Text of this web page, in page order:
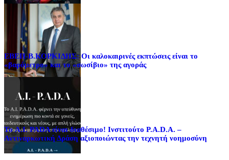
EΒΕΠ-Β.ΚΟΡΚΙΔΗΣ: Οι καλοκαιρινές εκπτώσεις είναι το
«βαρόμετρο» και το «σωσίβιο» της αγοράς
Το A.I. PADA είναι διαθέσιμο! Ινστιτούτο P.A.D.A. –
Αντιναρκωτική Δράση αξιοποιώντας την τεχνητή νοημοσύνη